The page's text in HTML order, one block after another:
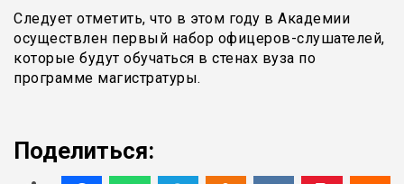
Следует отметить, что в этом году в Академии
осуществлен первый набор офицеров-слушателей,
которые будут обучаться в стенах вуза по
программе магистратуры.
Поделиться: